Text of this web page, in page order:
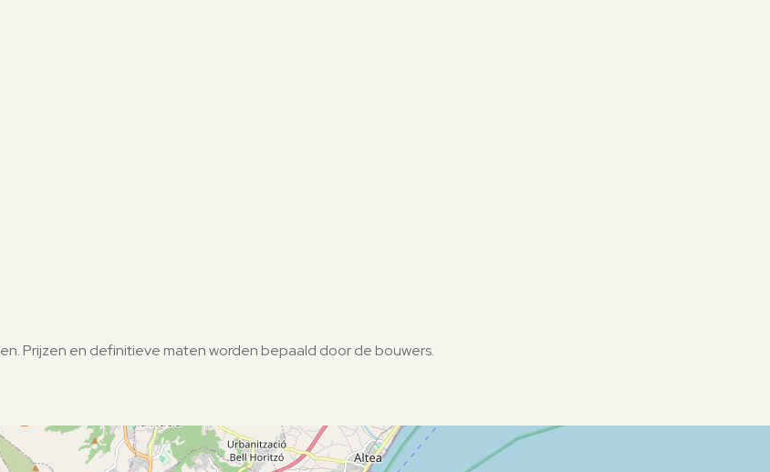
Prijzen en definitieve maten worden bepaald door de bouwers.